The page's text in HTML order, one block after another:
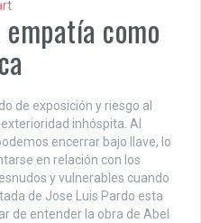
como
de exposición y riesgo al
inhóspita. Al
encerrar bajo llave, lo
en relación con los
y vulnerables cuando
de Jose Luis Pardo esta
de entender la obra de Abel